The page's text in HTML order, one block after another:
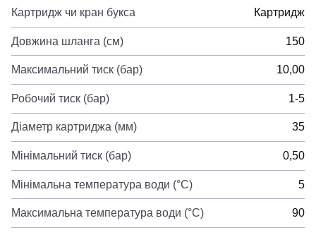
Картридж чи кран букса Картридж
Довжина шланга (см) 150
Максимальний тиск (бар) 10,00
Робочий тиск (бар) 1-5
Діаметр картриджа (мм) 35
Мінімальний тиск (бар) 0,50
Мінімальна температура води (°C) 5
Максимальна температура води (°C) 90